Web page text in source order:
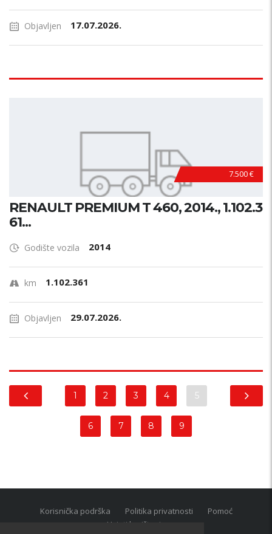
Objavljen 17.07.2026.
7.500 €
RENAULT PREMIUM T 460, 2014., 1.102.3
61...
Godište vozila 2014
km 1.102.361
Objavljen 29.07.2026.
1 2 3 4 5
6 7 8 9
Korisnička podrška Politika privatnosti
Pomoć
Uvjeti korištenja